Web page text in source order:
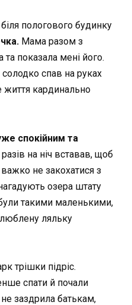
пологового будинку
Мама разом з
показала мені його.
спав на руках
життя кардинально
спокійним та
на ніч вставав, щоб
не закохатися з
озера штату
такими маленькими,
ляльку
трішки підріс.
спати й почали
не заздрила батькам,